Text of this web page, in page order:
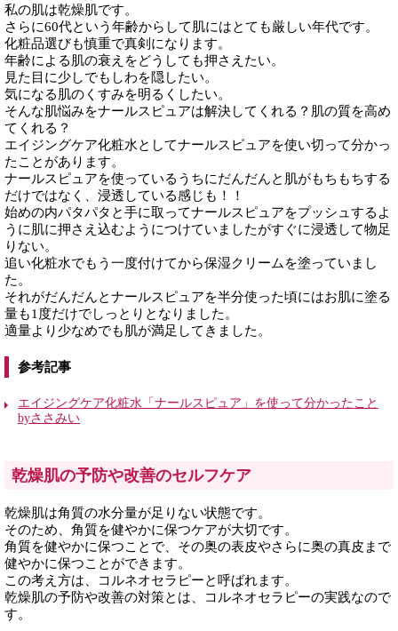
私の肌は乾燥肌です。
さらに60代という年齢からして肌にはとても厳しい年代です。
化粧品選びも慎重で真剣になります。
年齢による肌の衰えをどうしても押さえたい。
見た目に少しでもしわを隠したい。
気になる肌のくすみを明るくしたい。
そんな肌悩みをナールスピュアは解決してくれる？肌の質を高め
てくれる？
エイジングケア化粧水としてナールスピュアを使い切って分かっ
たことがあります。
ナールスピュアを使っているうちにだんだんと肌がもちもちする
だけではなく、浸透している感じも！！
始めの内パタパタと手に取ってナールスピュアをプッシュするよ
うに肌に押さえ込むようにつけていましたがすぐに浸透して物足
りない。
追い化粧水でもう一度付けてから保湿クリームを塗っていまし
た。
それがだんだんとナールスピュアを半分使った頃にはお肌に塗る
量も1度だけでしっとりとなりました。
適量より少なめでも肌が満足してきました。
参考記事
エイジングケア化粧水「ナールスピュア」を使って分かったこと
byささみい
乾燥肌の予防や改善のセルフケア
乾燥肌は角質の水分量が足りない状態です。
そのため、角質を健やかに保つケアが大切です。
角質を健やかに保つことで、その奥の表皮やさらに奥の真皮まで
健やかに保つことができます。
この考え方は、コルネオセラピーと呼ばれます。
乾燥肌の予防や改善の対策とは、コルネオセラピーの実践なので
す。